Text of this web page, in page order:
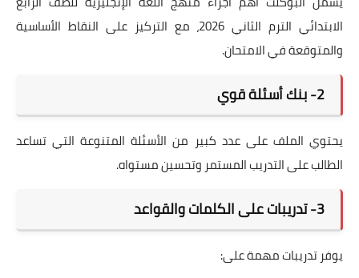
الابتدائي الترم الثاني 2026، مع التركيز على النقاط الأساسية
والمتوقعة في الامتحان.
2- بنك أسئلة قوي
يحتوي الملف على عدد كبير من الأسئلة المتنوعة التي تساعد
الطالب على التدريب المستمر وتحسين مستواه.
3- تدريبات على الكلمات والقواعد
يوفر تدريبات مهمة على: